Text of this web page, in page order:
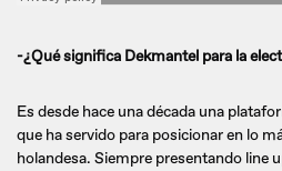
-¿Qué significa Dekmantel para la
Es desde hace una década una
que ha servido para posicionar en lo
holandesa. Siempre presentando line